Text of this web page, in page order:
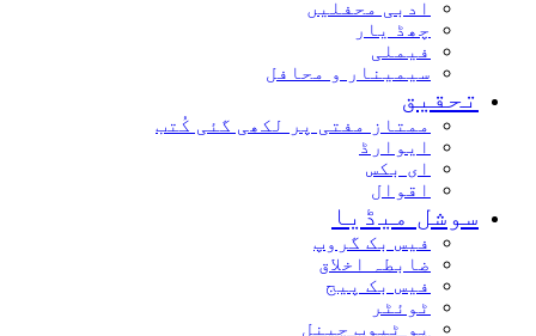
ادبی محفلیں
چھڈ یار
فیملی
سیمینار و محافل
تحقیق
ممتاز مفتی پر لکھی گئی کُتب
ایوارڈ
ای بکس
اقوال
سوشل میڈیا
فیس بک گروپ
ضابطہ اخلاق
فیس بک پیج
ٹوئٹر
یو ٹیوب چینل